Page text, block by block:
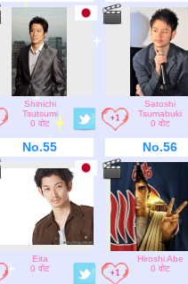
Shinichi
Tsutsumi
0 वोट
Satoshi
Tsumabuki
0 वोट
No.55
Eita
0 वोट
No.56
Hiroshi Abe
0 वोट